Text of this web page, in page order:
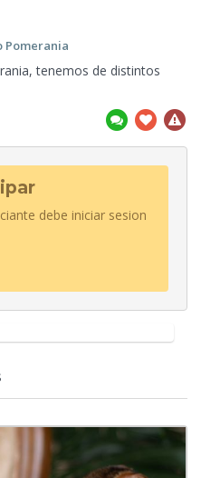
Pomerania
tenemos de distintos
debe iniciar sesion